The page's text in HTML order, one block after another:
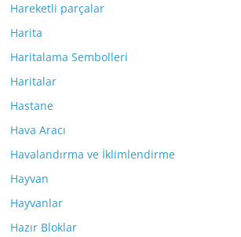
Hareketli parçalar
Harita
Haritalama Sembolleri
Haritalar
Hastane
Hava Aracı
Havalandırma ve İklimlendirme
Hayvan
Hayvanlar
Hazır Bloklar